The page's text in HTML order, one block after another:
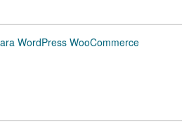
WordPress WooCommerce